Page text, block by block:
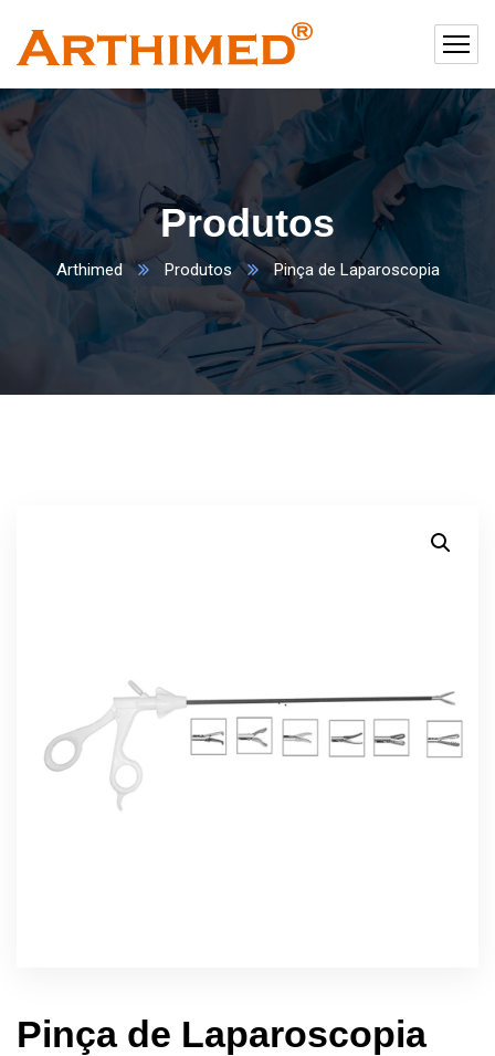
Produtos
Arthimed Produtos Pinça de Laparoscopia
Pinça de Laparoscopia